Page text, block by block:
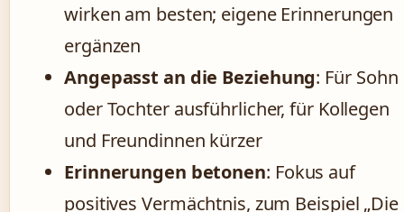
wirken am besten; eigene Erinnerungen
ergänzen
Angepasst an die Beziehung: Für Sohn
oder Tochter ausführlicher, für Kollegen
und Freundinnen kürzer
Erinnerungen betonen: Fokus auf
positives Vermächtnis, zum Beispiel „Die